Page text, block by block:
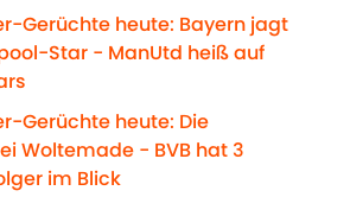
Gerüchte heute: Bayern jagt
Star - ManUtd heiß auf
Gerüchte heute: Die
Woltemade - BVB hat 3
im Blick